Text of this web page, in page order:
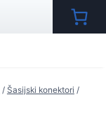
/ Šasijski konektori /